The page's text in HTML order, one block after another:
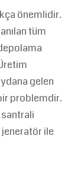
önemlidir.
tüm
gelen
problemdir.
ile